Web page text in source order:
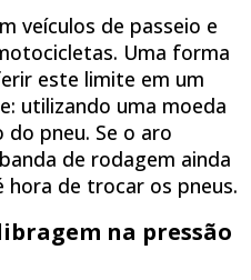
veículos de passeio e
Uma forma
este limite em um
utilizando uma moeda
do pneu. Se o aro
de rodagem ainda
hora de trocar os pneus.
na pressão